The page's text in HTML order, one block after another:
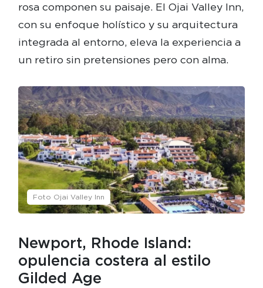
rosa componen su paisaje. El Ojai Valley Inn,
con su enfoque holístico y su arquitectura
integrada al entorno, eleva la experiencia a
un retiro sin pretensiones pero con alma.
Foto Ojai Valley Inn
Newport, Rhode Island:
opulencia costera al estilo
Gilded Age